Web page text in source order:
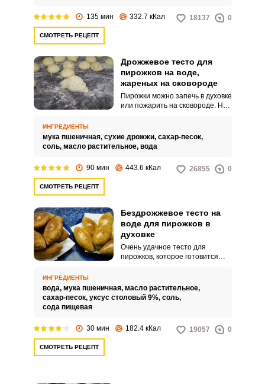
135 мин 332.7 кКал 18137 0
СМОТРЕТЬ РЕЦЕПТ
Дрожжевое тесто для
пирожков на воде,
жареных на сковороде
Пирожки можно запечь в духовке
или пожарить на сковороде. Но
хорошо подымается и подходит
для любой начинки.
ИНГРЕДИЕНТЫ
мука пшеничная, сухие дрожжи, сахар-песок,
соль, масло растительное, вода
90 мин 443.6 кКал 26855 0
СМОТРЕТЬ РЕЦЕПТ
Бездрожжевое тесто на
воде для пирожков в
духовке
Очень удачное тесто для
пирожков, которое готовится
масла, уксуса и соды творит
чудеса и задает мягкую
ИНГРЕДИЕНТЫ
вода, мука пшеничная, масло растительное,
сахар-песок, уксус столовый 9%, соль,
сода пищевая
30 мин 182.4 кКал 19057 0
СМОТРЕТЬ РЕЦЕПТ